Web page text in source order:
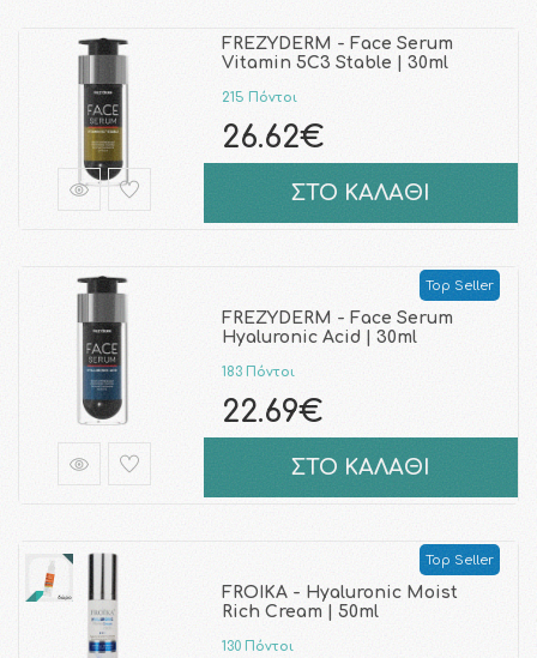
FREZYDERM - Face Serum
Vitamin 5C3 Stable | 30ml
215 Πόντοι
26.62€
ΣΤΟ ΚΑΛΑΘΙ
Top Seller
FREZYDERM - Face Serum
Hyaluronic Acid | 30ml
183 Πόντοι
22.69€
ΣΤΟ ΚΑΛΑΘΙ
Top Seller
FROIKA - Hyaluronic Moist
Rich Cream | 50ml
130 Πόντοι